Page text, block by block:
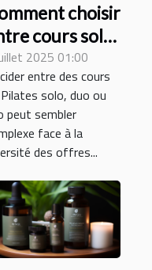
choisir
cours solo,
ou trio de
?
2025 01:00
entre des cours
solo, duo ou
peut sembler
face à la
des offres...